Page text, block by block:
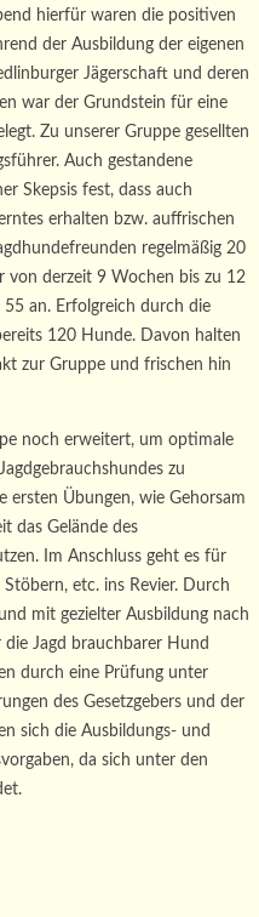
hierfür waren die positiven
der Ausbildung der eigenen
Jägerschaft und deren
war der Grundstein für eine
Zu unserer Gruppe gesellten
Auch gestandene
Skepsis fest, dass auch
erhalten bzw. auffrischen
regelmäßig 20
von derzeit 9 Wochen bis zu 12
an. Erfolgreich durch die
120 Hunde. Davon halten
zur Gruppe und frischen hin
noch erweitert, um optimale
zu
ersten Übungen, wie Gehorsam
das Gelände des
Im Anschluss geht es für
etc. ins Revier. Durch
mit gezielter Ausbildung nach
Jagd brauchbarer Hund
durch eine Prüfung unter
des Gesetzgebers und der
sich die Ausbildungs- und
da sich unter den